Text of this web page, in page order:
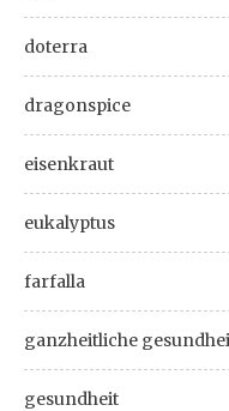
doterra
dragonspice
eisenkraut
eukalyptus
farfalla
ganzheitliche
gesundheit